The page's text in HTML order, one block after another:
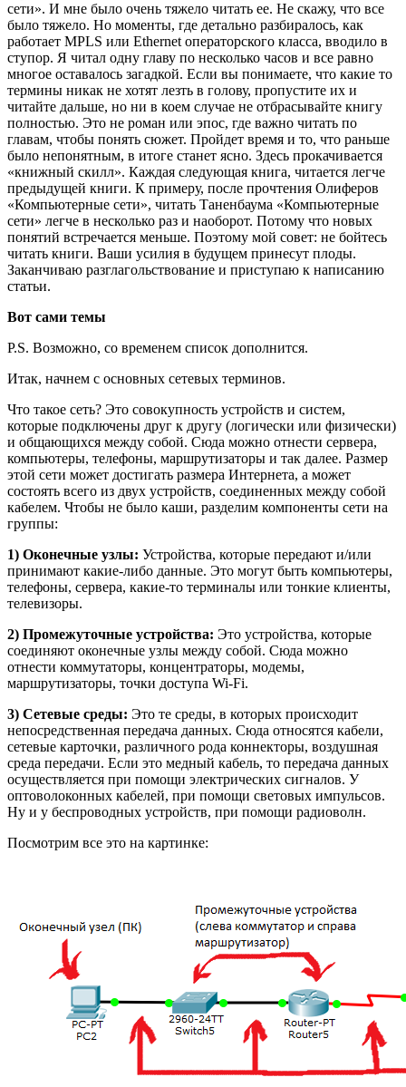
сети». И мне было очень тяжело читать ее. Не скажу, что все
было тяжело. Но моменты, где детально разбиралось, как
работает MPLS или Ethernet операторского класса, вводило в
ступор. Я читал одну главу по несколько часов и все равно
многое оставалось загадкой. Если вы понимаете, что какие то
термины никак не хотят лезть в голову, пропустите их и
читайте дальше, но ни в коем случае не отбрасывайте книгу
полностью. Это не роман или эпос, где важно читать по
главам, чтобы понять сюжет. Пройдет время и то, что раньше
было непонятным, в итоге станет ясно. Здесь прокачивается
«книжный скилл». Каждая следующая книга, читается легче
предыдущей книги. К примеру, после прочтения Олиферов
«Компьютерные сети», читать Таненбаума «Компьютерные
сети» легче в несколько раз и наоборот. Потому что новых
понятий встречается меньше. Поэтому мой совет: не бойтесь
читать книги. Ваши усилия в будущем принесут плоды.
Заканчиваю разглагольствование и приступаю к написанию
статьи.
Вот сами темы
P.S. Возможно, со временем список дополнится.
Итак, начнем с основных сетевых терминов.
Что такое сеть? Это совокупность устройств и систем,
которые подключены друг к другу (логически или физически)
и общающихся между собой. Сюда можно отнести сервера,
компьютеры, телефоны, маршрутизаторы и так далее. Размер
этой сети может достигать размера Интернета, а может
состоять всего из двух устройств, соединенных между собой
кабелем. Чтобы не было каши, разделим компоненты сети на
группы:
1) Оконечные узлы: Устройства, которые передают и/или
принимают какие-либо данные. Это могут быть компьютеры,
телефоны, сервера, какие-то терминалы или тонкие клиенты,
телевизоры.
2) Промежуточные устройства: Это устройства, которые
соединяют оконечные узлы между собой. Сюда можно
отнести коммутаторы, концентраторы, модемы,
маршрутизаторы, точки доступа Wi-Fi.
3) Сетевые среды: Это те среды, в которых происходит
непосредственная передача данных. Сюда относятся кабели,
сетевые карточки, различного рода коннекторы, воздушная
среда передачи. Если это медный кабель, то передача данных
осуществляется при помощи электрических сигналов. У
оптоволоконных кабелей, при помощи световых импульсов.
Ну и у беспроводных устройств, при помощи радиоволн.
Посмотрим все это на картинке: